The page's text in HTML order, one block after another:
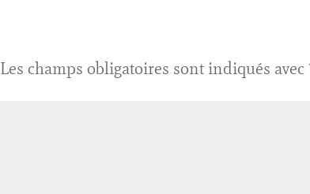
Les champs obligatoires sont indiqués avec